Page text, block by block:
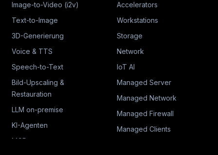
Image-to-Video (i2v)
Text-to-Image
3D-Generierung
Voice & TTS
Speech-to-Text
Bild-Upscaling &
Restauration
LLM on-premise
KI-Agenten
MCP
Accelerators
Workstations
Storage
Network
IoT AI
Managed Server
Managed Network
Managed Firewall
Managed Clients